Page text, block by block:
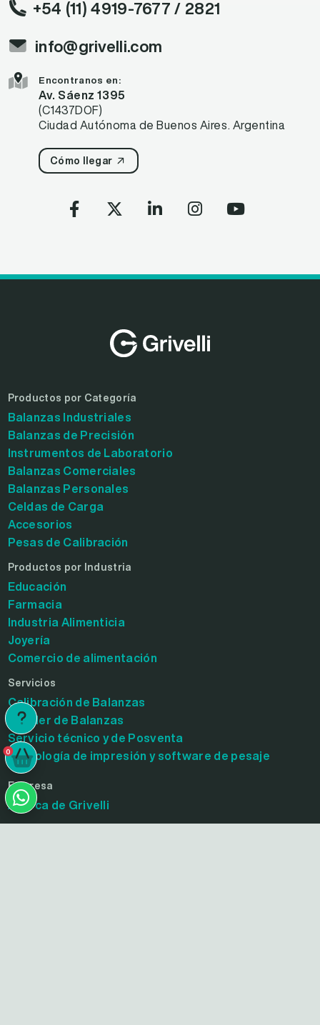
0
0
+54 (11) 4919-7677 / 2821
info@grivelli.com
Encontranos en:
Av. Sáenz 1395
(C1437DOF)
Ciudad Autónoma de Buenos Aires. Argentina
Cómo llegar
Productos por Categoría
Balanzas Industriales
Balanzas de Precisión
Instrumentos de Laboratorio
Balanzas Comerciales
Balanzas Personales
Celdas de Carga
Accesorios
Pesas de Calibración
Productos por Industria
Educación
Farmacia
Industria Alimenticia
Joyería
Comercio de alimentación
Servicios
Calibración de Balanzas
Alquiler de Balanzas
Servicio técnico y de Posventa
Tecnología de impresión y software de pesaje
Empresa
Acerca de Grivelli